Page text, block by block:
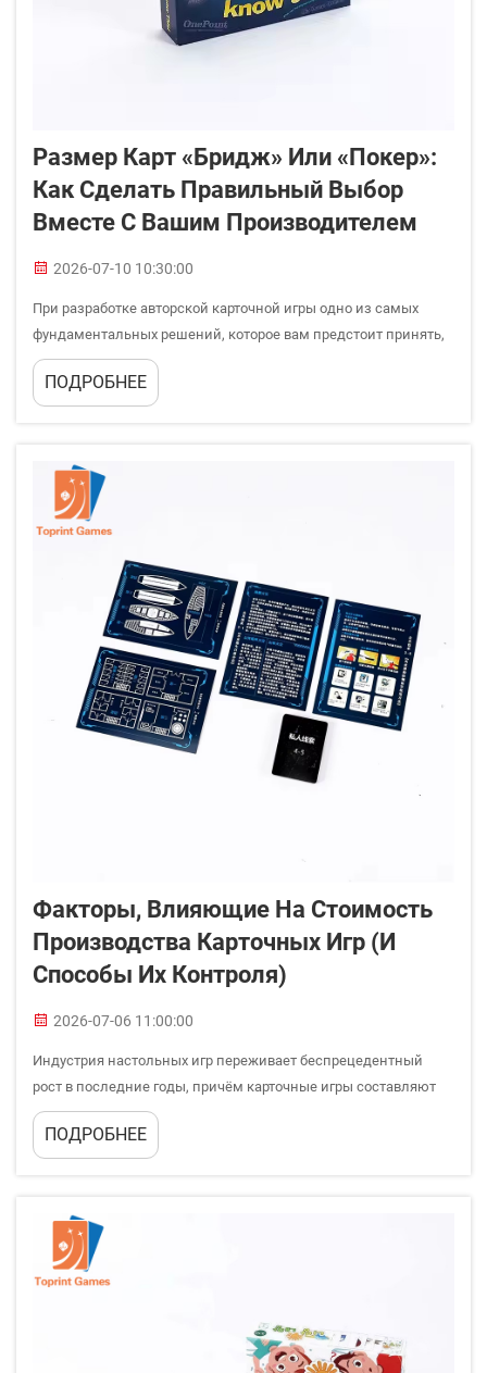
Размер Карт «Бридж» Или «Покер»:
Как Сделать Правильный Выбор
Вместе С Вашим Производителем
2026-07-10 10:30:00
При разработке авторской карточной игры одно из самых
фундаментальных решений, которое вам предстоит принять,
— это выбор подходящего размера карт. Работа с опытным
производителем карточных игр требует понимания
ПОДРОБНЕЕ
Факторы, Влияющие На Стоимость
Производства Карточных Игр (и
Способы Их Контроля)
2026-07-06 11:00:00
Индустрия настольных игр переживает беспрецедентный
рост в последние годы, причём карточные игры составляют
значительную долю этого расширяющегося рынка.
Понимание различных факторов затрат, связанных с
ПОДРОБНЕЕ